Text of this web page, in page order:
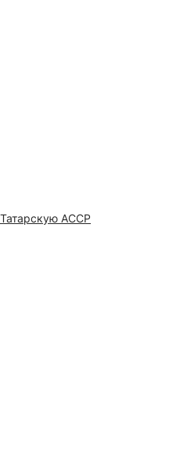
АССР